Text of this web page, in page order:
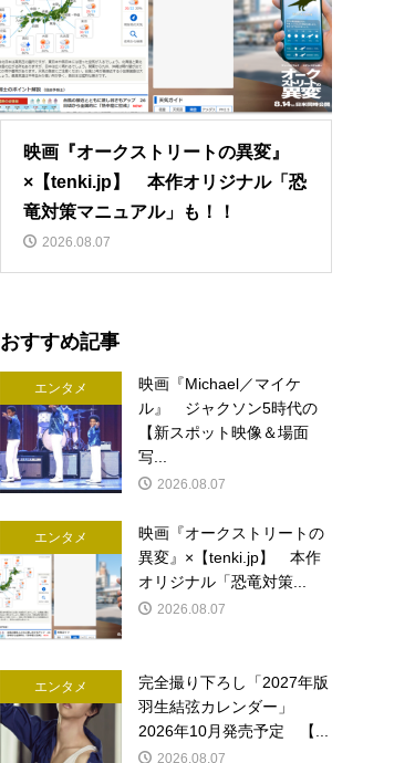
映画『オークストリートの異変』
×【tenki.jp】 本作オリジナル「恐
竜対策マニュアル」も！！
2026.08.07
おすすめ記事
エンタメ
映画『Michael／マイケ
ル』 ジャクソン5時代の
【新スポット映像＆場面
写...
2026.08.07
エンタメ
映画『オークストリートの
異変』×【tenki.jp】 本作
オリジナル「恐竜対策...
2026.08.07
エンタメ
完全撮り下ろし「2027年版
羽生結弦カレンダー」
2026年10月発売予定 【...
2026.08.07